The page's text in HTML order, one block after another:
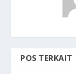
POS TERKAIT